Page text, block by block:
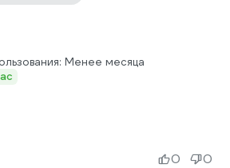
Менее месяца
0 0